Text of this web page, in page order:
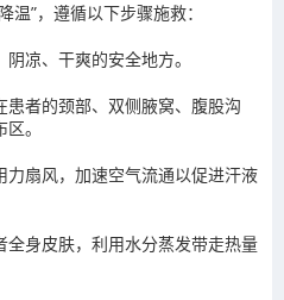
”，遵循以下步骤施救：
凉、干爽的安全地方。
患者的颈部、双侧腋窝、腹股沟
。
力扇风，加速空气流通以促进汗液
全身皮肤，利用水分蒸发带走热量